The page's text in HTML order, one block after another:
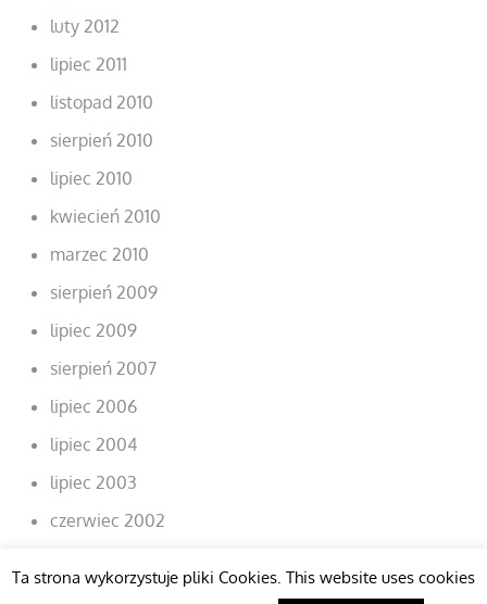
luty 2012
lipiec 2011
listopad 2010
sierpień 2010
lipiec 2010
kwiecień 2010
marzec 2010
sierpień 2009
lipiec 2009
sierpień 2007
lipiec 2006
lipiec 2004
lipiec 2003
czerwiec 2002
Ta strona wykorzystuje pliki Cookies. This website uses cookies